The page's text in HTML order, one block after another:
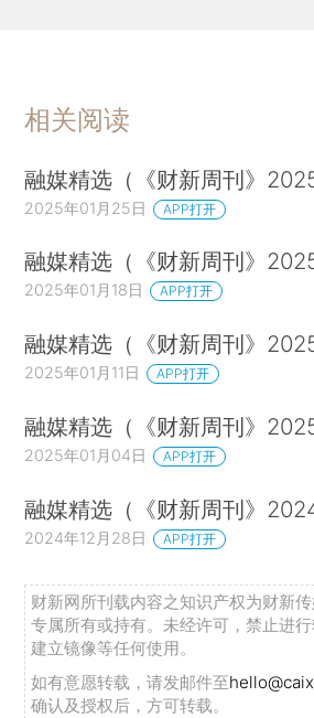
相关阅读
融媒精选（《财新周刊》
2025年01月25日 APP打开
融媒精选（《财新周刊》
2025年01月18日 APP打开
融媒精选（《财新周刊》
2025年01月11日 APP打开
融媒精选（《财新周刊》
2025年01月04日 APP打开
融媒精选（《财新周刊》
2024年12月28日 APP打开
财新网所刊载内容之知识产权为财新
专属所有或持有。未经许可，禁止进
建立镜像等任何使用。
如有意愿转载，请发邮件至
确认及授权后，方可转载。